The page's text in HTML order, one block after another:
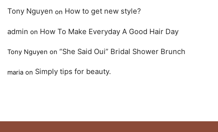
Tony Nguyen on How to get new style?
admin on How To Make Everyday A Good Hair Day
Tony Nguyen on “She Said Oui” Bridal Shower Brunch
maria on Simply tips for beauty.